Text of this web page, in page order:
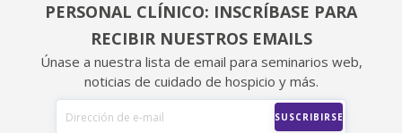
PERSONAL CLÍNICO: INSCRÍBASE PARA
RECIBIR NUESTROS EMAILS
Únase a nuestra lista de email para seminarios web,
noticias de cuidado de hospicio y más.